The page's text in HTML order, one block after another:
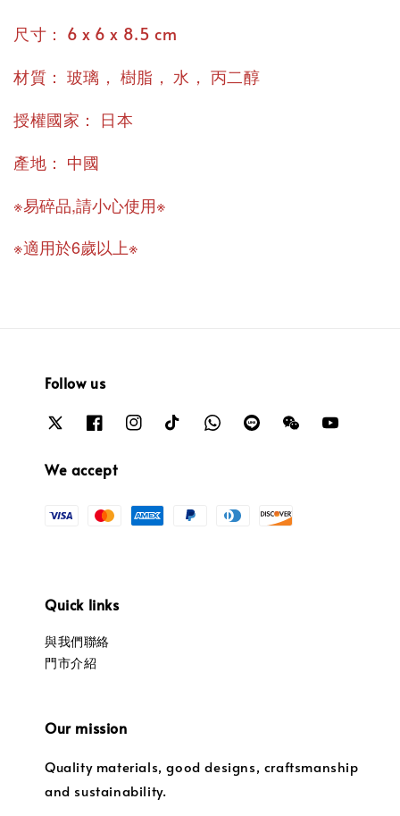
尺寸 ： 6 x 6 x 8.5 cm
材質 ： 玻璃 ， 樹脂 ， 水 ， 丙二醇
授權國家 ： 日本
產地 ： 中國
※易碎品,請小心使用※
※適用於6歲以上※
Follow us
We accept
Quick links
與我們聯絡
門市介紹
Our mission
Quality materials, good designs, craftsmanship
and sustainability.